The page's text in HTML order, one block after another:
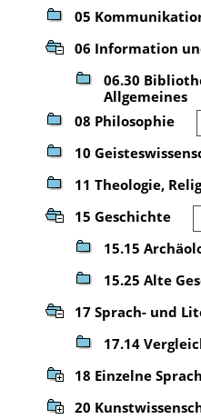
05
06 Information
06.30
Allgemeines
08 Philosophie
10
11 Theologie,
15 Geschichte
15.15
15.25 Alte
17 Sprach- und
17.14
18 Einzelne
20